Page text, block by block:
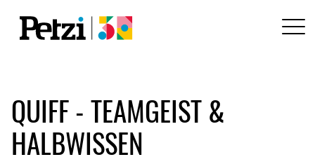
QUIFF - TEAMGEIST &
HALBWISSEN